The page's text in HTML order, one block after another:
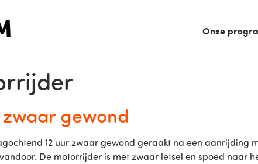
Onze
gewond
12 uur zwaar gewond geraakt na een aanrijding
De motorrijder is met zwaar letsel en spoed naar